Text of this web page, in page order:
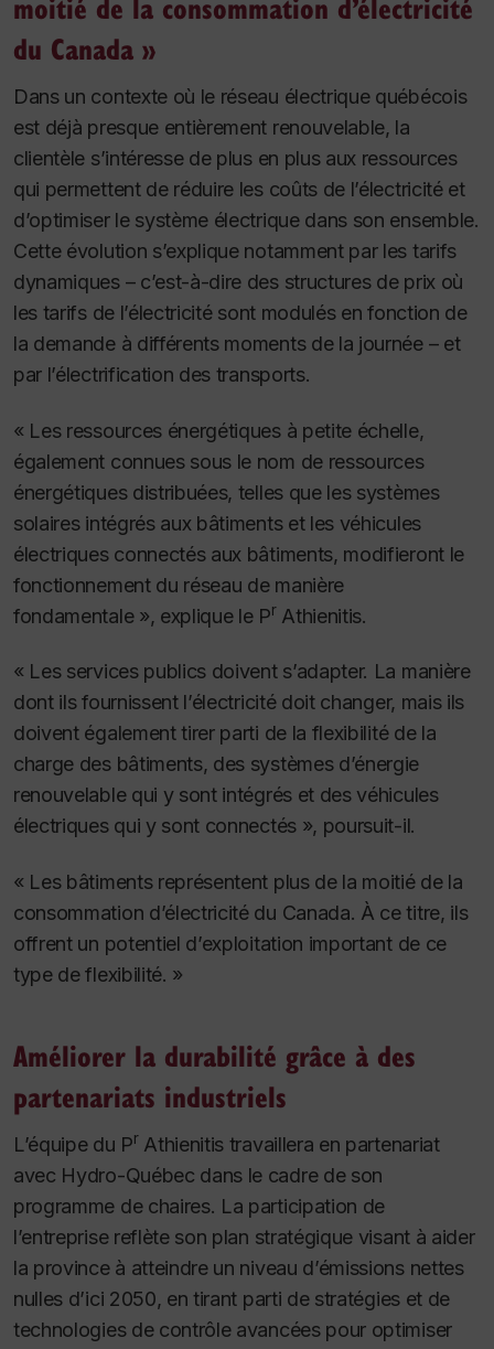
du Canada »
Dans un contexte où le réseau électrique québécois
est déjà presque entièrement renouvelable, la
clientèle s’intéresse de plus en plus aux ressources
qui permettent de réduire les coûts de l’électricité et
d’optimiser le système électrique dans son ensemble.
Cette évolution s’explique notamment par les tarifs
dynamiques – c’est-à-dire des structures de prix où
les tarifs de l’électricité sont modulés en fonction de
la demande à différents moments de la journée – et
par l’électrification des transports.
« Les ressources énergétiques à petite échelle,
également connues sous le nom de ressources
énergétiques distribuées, telles que les systèmes
solaires intégrés aux bâtiments et les véhicules
électriques connectés aux bâtiments, modifieront le
fonctionnement du réseau de manière
fondamentale », explique le Pr Athienitis.
« Les services publics doivent s’adapter. La manière
dont ils fournissent l’électricité doit changer, mais ils
doivent également tirer parti de la flexibilité de la
charge des bâtiments, des systèmes d’énergie
renouvelable qui y sont intégrés et des véhicules
électriques qui y sont connectés », poursuit-il.
« Les bâtiments représentent plus de la moitié de la
consommation d’électricité du Canada. À ce titre, ils
offrent un potentiel d’exploitation important de ce
type de flexibilité. »
Améliorer la durabilité grâce à des
partenariats industriels
L’équipe du Pr Athienitis travaillera en partenariat
avec Hydro-Québec dans le cadre de son
programme de chaires. La participation de
l’entreprise reflète son plan stratégique visant à aider
la province à atteindre un niveau d’émissions nettes
nulles d’ici 2050, en tirant parti de stratégies et de
technologies de contrôle avancées pour optimiser